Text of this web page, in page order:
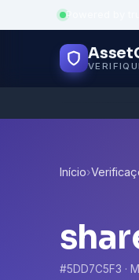
Powered by
Início›
#5DD7C5F3 ·